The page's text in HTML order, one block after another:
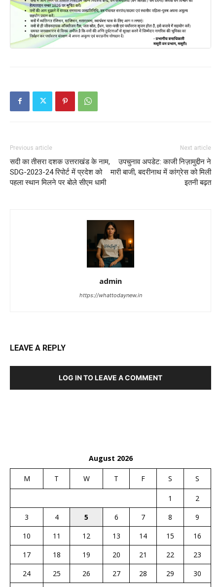
Previous article
सदी का तीसरा दशक उत्तराखंड के नाम,
SDG-2023-24 रिपोर्ट में प्रदेश को
पहला स्थान मिलने पर बोले सीएम धामी
Next article
उपचुनाव अपडेट: काजी निज़ामुद्दीन ने
मारी बाजी, बदरीनाथ में कांग्रेस को मिली
इतनी बढ़त
admin
https://whattodaynew.in
LEAVE A REPLY
LOG IN TO LEAVE A COMMENT
August 2026
M T W T F S S
1
2
3
4 5 6 7 8
9
10
11 12 13 14 15
16
17
18 19 20 21 22
23
24
25 26 27 28 29 30